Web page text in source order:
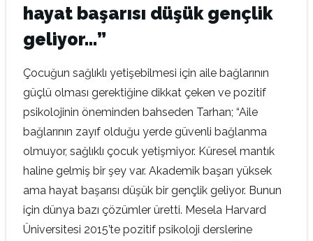
hayat başarısı düşük gençlik
geliyor…”
Çocuğun sağlıklı yetişebilmesi için aile bağlarının
güçlü olması gerektiğine dikkat çeken ve pozitif
psikolojinin öneminden bahseden Tarhan; “Aile
bağlarının zayıf olduğu yerde güvenli bağlanma
olmuyor, sağlıklı çocuk yetişmiyor. Küresel mantık
haline gelmiş bir şey var. Akademik başarı yüksek
ama hayat başarısı düşük bir gençlik geliyor. Bunun
için dünya bazı çözümler üretti. Mesela Harvard
Üniversitesi 2015’te pozitif psikoloji derslerine